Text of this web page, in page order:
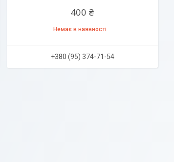
400 ₴
Немає в наявності
+380 (95) 374-71-54